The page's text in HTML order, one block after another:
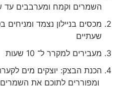
השמרים וקמח ומערבבים עד
מכסים בניילון נצמד ומניחים
שעתיים
מעבירים למקרר ל־ 10 שעות
הכנת הבצק: יוצקים מים לקערת
ומפוררים לתוכם את השמרים